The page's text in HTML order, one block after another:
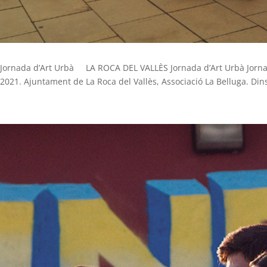
Jornada d’Art Urbà LA ROCA DEL VALLÈS Jornada d’Art Urbà
2021. Ajuntament de La Roca del Vallès, Associació La Belluga.